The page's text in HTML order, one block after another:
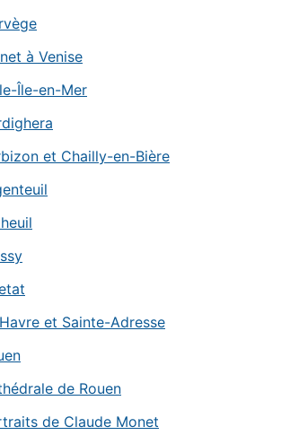
à Venise
Île-en-Mer
et Chailly-en-Bière
et Sainte-Adresse
de Rouen
de Claude Monet